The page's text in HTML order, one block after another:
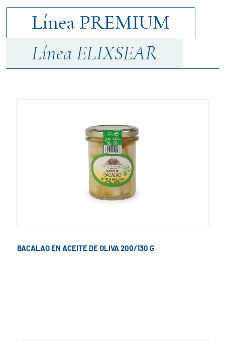
Línea PREMIUM
Línea ELIXSEAR
BACALAO EN ACEITE DE OLIVA 200/130 G